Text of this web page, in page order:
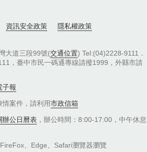
資訊安全政策 隱私權政策
大道三段99號(交通位置) Tel:(04)2228-9111．
，臺中市民一碼通專線請撥1999，外縣市請
子報
案件，請利用市政信箱
辦公日曆表 ，辦公時間：8:00-17:00，中午休息
、Edge、Safari瀏覽器瀏覽